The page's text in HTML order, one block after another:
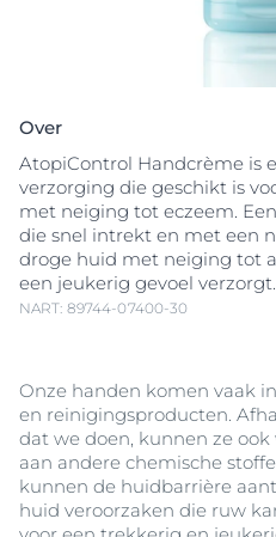
Over
AtopiControl Handcrème is
verzorging die geschikt is
met neiging tot eczeem.
die snel intrekt en met een
droge huid met neiging tot
een jeukerig gevoel verzorgt.
NART: 89744-07400-30
Onze handen komen vaak
en reinigingsproducten.
dat we doen, kunnen ze
aan andere chemische
kunnen de huidbarrière
huid veroorzaken die ruw